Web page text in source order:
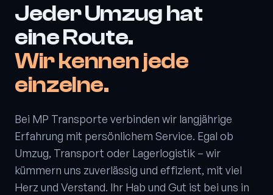
JederUmzughat
eineRoute.
Wirkennenjede
einzelne.
Bei MP Transporte verbinden wir langjährige
Erfahrung mit persönlichem Service. Egal ob
Umzug, Transport oder Lagerlogistik – wir
kümmern uns zuverlässig und effizient, mit viel
Herz und Verstand. Ihr Hab und Gut ist bei uns in